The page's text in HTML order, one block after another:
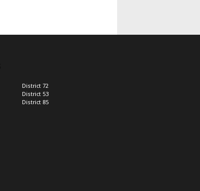
District 72
District 53
District 85